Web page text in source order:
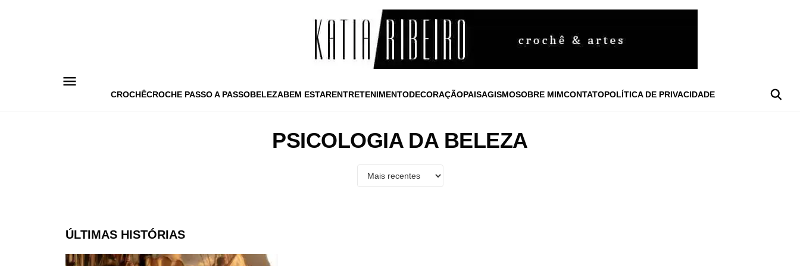
CROCHÊCROCHE PASSO A PASSOBELEZABEM ESTARENTRETENIMENTODECORAÇÃOPAISAGISMOSOBRE MIMCONTATOPOLÍTICA DE PRIVACIDADE
PSICOLOGIA DA BELEZA
ÚLTIMAS HISTÓRIAS